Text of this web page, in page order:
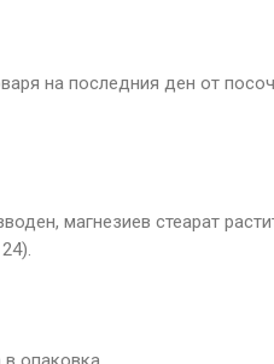
на последния ден от
магнезиев стеарат